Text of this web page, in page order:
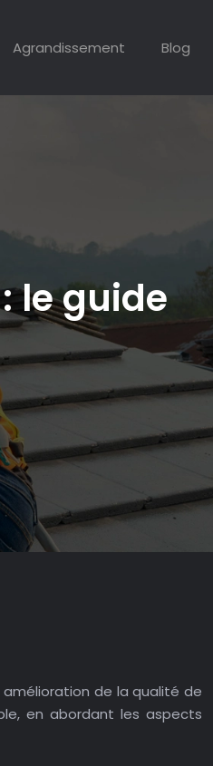
Agrandissement Blog
le guide
de la qualité de
en abordant les aspects